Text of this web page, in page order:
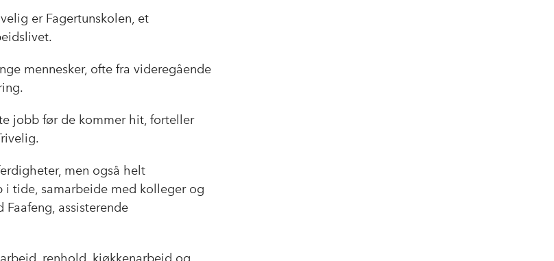
er Fagertunskolen, et
mennesker, ofte fra videregående
jobb før de kommer hit, forteller
men også helt
tide, samarbeide med kolleger og
assisterende